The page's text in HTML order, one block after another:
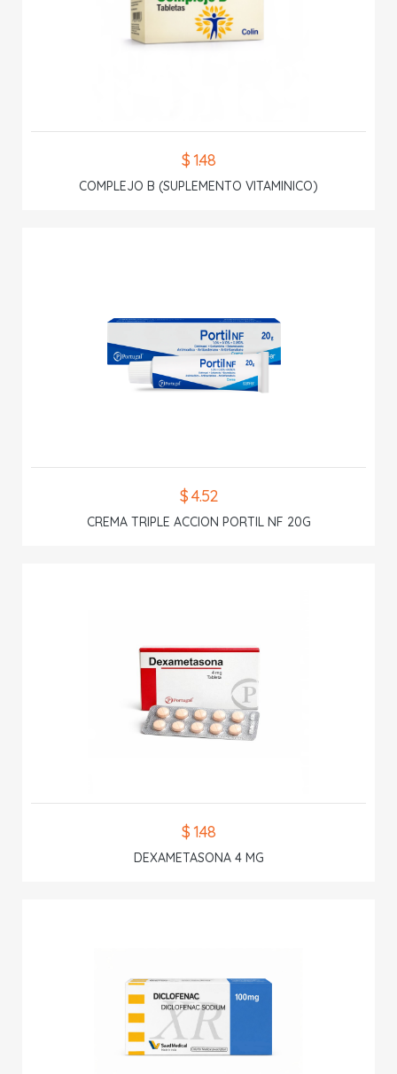
$ 1.48
COMPLEJO B (SUPLEMENTO VITAMINICO)
$ 4.52
CREMA TRIPLE ACCION PORTIL NF 20G
$ 1.48
DEXAMETASONA 4 MG